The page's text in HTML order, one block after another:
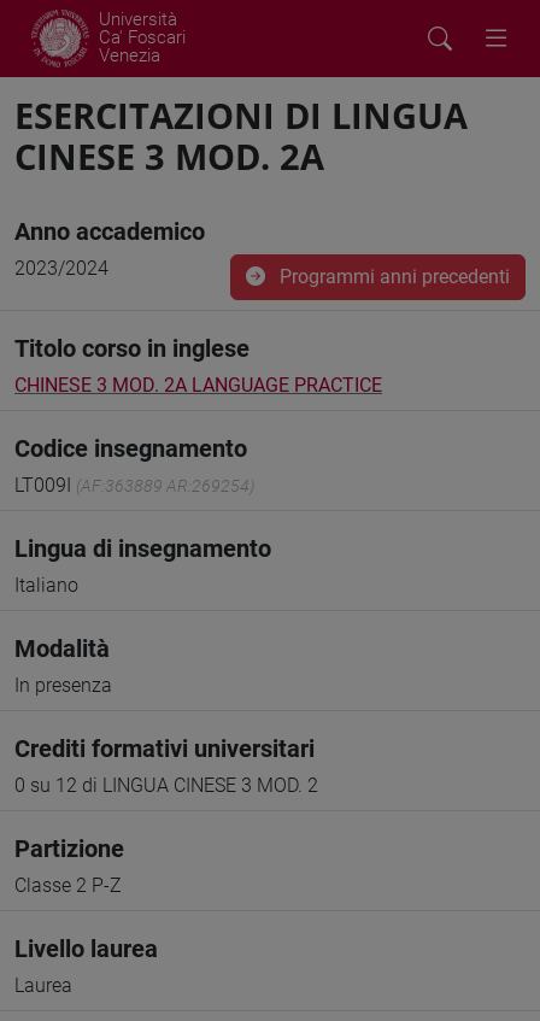
Università
Ca' Foscari
Venezia
ESERCITAZIONI DI LINGUA
CINESE 3 MOD. 2A
Anno accademico
2023/2024 Programmi anni precedenti
Titolo corso in inglese
CHINESE 3 MOD. 2A LANGUAGE PRACTICE
Codice insegnamento
LT009I (AF:363889 AR:269254)
Lingua di insegnamento
Italiano
Modalità
In presenza
Crediti formativi universitari
0 su 12 di LINGUA CINESE 3 MOD. 2
Partizione
Classe 2 P-Z
Livello laurea
Laurea